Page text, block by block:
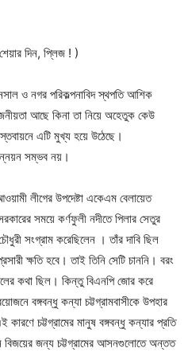
দিন, প্লিজ ! )
ও নগর পরিকল্পনাবিদ স্থপতি আশিক
আছে কিনা তা নিয়ে অহেতুক কেউ
এটি মুখ্য হয়ে উঠেছে।
সম্ভব নয়।
লীগের উপদেষ্টা একেএম বেলায়েত
সময়ে কর্ণফুলী নদীতে পিলার সেতুর
সংগ্রাম করেছিলেন । তাঁর দাবি ছিল
ক্ষতি হবে। তাই তিনি সেটি চাননি। বরং
কথা ছিল। কিন্তু বিএনপি জোর করে
বঙ্গবন্ধু কন্যা চট্টগ্রামবাসীকে উপহার
চট্টগ্রামের মানুষ বঙ্গবন্ধু কন্যার প্রতি
বিজয়ের জন্য চট্টগ্রামের আসনগুলোতে অন্তত